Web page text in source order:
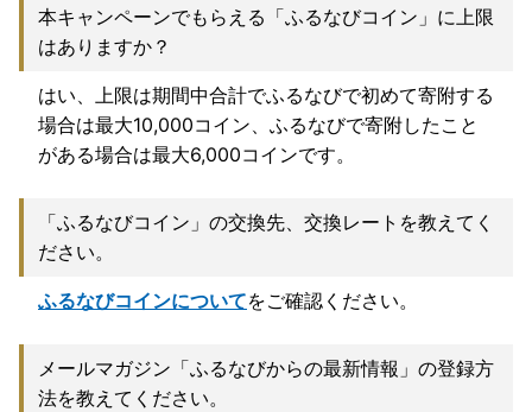
本キャンペーンでもらえる「ふるなびコイン」に上限
はありますか？
はい、上限は期間中合計でふるなびで初めて寄附する
場合は最大10,000コイン、ふるなびで寄附したこと
がある場合は最大6,000コインです。
「ふるなびコイン」の交換先、交換レートを教えてく
ださい。
ふるなびコインについてをご確認ください。
メールマガジン「ふるなびからの最新情報」の登録方
法を教えてください。